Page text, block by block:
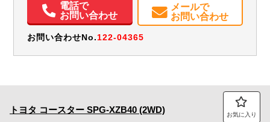
電話で
お問い合わせ
メールで
お問い合わせ
お問い合わせNo.122-04365
トヨタ コースター SPG-XZB40 (2WD) お気に入り